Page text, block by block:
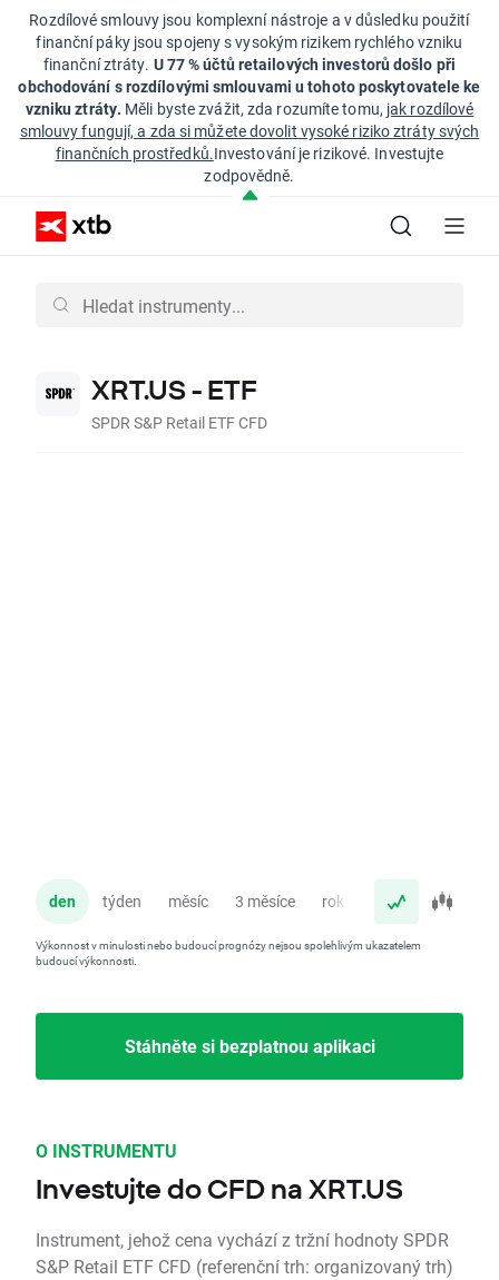
Rozdílové smlouvy jsou komplexní nástroje a v důsledku použití
finanční páky jsou spojeny s vysokým rizikem rychlého vzniku
finanční ztráty. U 77 % účtů retailových investorů došlo při
obchodování s rozdílovými smlouvami u tohoto poskytovatele ke
vzniku ztráty. Měli byste zvážit, zda rozumíte tomu, jak rozdílové
smlouvy fungují, a zda si můžete dovolit vysoké riziko ztráty svých
finančních prostředků.Investování je rizikové. Investujte
zodpovědně.
XRT.US - ETF
SPDR S&P Retail ETF CFD
den týden měsíc 3 měsíce rok
Výkonnost v minulosti nebo budoucí prognózy nejsou spolehlivým ukazatelem
budoucí výkonnosti.
Stáhněte si bezplatnou aplikaci
O INSTRUMENTU
Investujte do CFD na XRT.US
Instrument, jehož cena vychází z tržní hodnoty SPDR
S&P Retail ETF CFD (referenční trh: organizovaný trh)